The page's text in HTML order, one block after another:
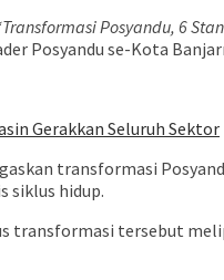
Posyandu, 6
Posyandu se-Kota
Gerakkan Seluruh Sektor
transformasi
siklus hidup.
transformasi tersebut